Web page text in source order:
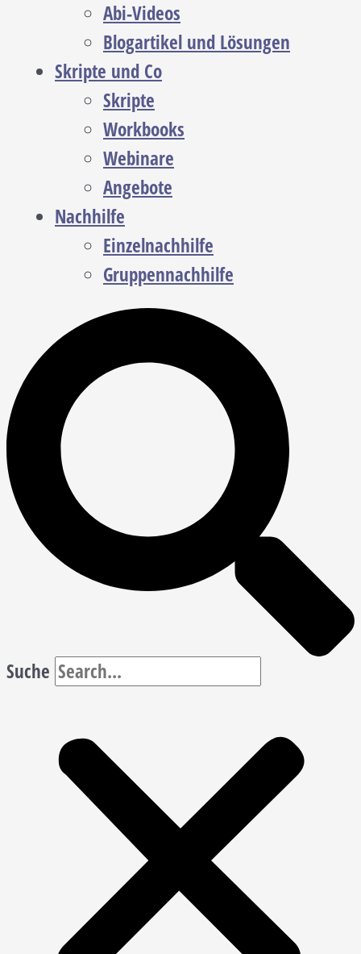
Abi-Videos
Blogartikel und Lösungen
Skripte und Co
Skripte
Workbooks
Webinare
Angebote
Nachhilfe
Einzelnachhilfe
Gruppennachhilfe
Suche